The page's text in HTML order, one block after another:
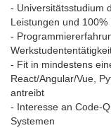
- Universitätsstudium
Leistungen und
-
- Fit in mindestens
React/Angular/Vue,
antreibt
- Interesse an Code-
Systemen